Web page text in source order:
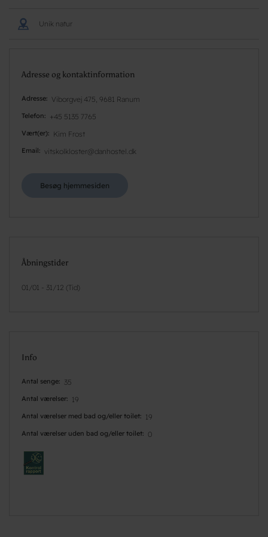
Unik natur
Adresse og kontaktinformation
Adresse Viborgvej 475, 9681 Ranum
Telefon +45 5135 7765
Vært(er) Kim Frost
Email vitskolkloster@danhostel.dk
Besøg hjemmesiden
Åbningstider
01/01 - 31/12 (Tid)
Info
Antal senge 35
Antal værelser 19
Antal værelser med bad og/eller toilet 19
Antal værelser uden bad og/eller toilet 0